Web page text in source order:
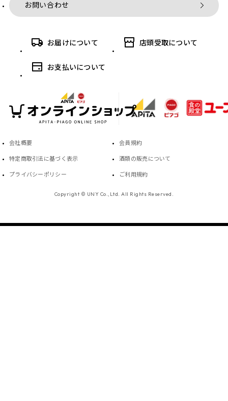
お問い合わせ
お届けについて 店頭受取について
お支払いについて
会社概要 会員規約
特定商取引法に基づく表示 酒類の販売について
プライバシーポリシー ご利用規約
Copyright © UNY Co.,Ltd. All Rights Reserved.